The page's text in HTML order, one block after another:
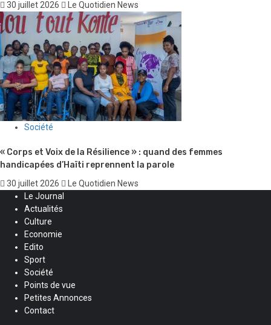
30 juillet 2026 Le Quotidien News
Société
« Corps et Voix de la Résilience » : quand des femmes
handicapées d’Haïti reprennent la parole
30 juillet 2026
Le Quotidien News
Le Journal
Actualités
Culture
Economie
Edito
Sport
Société
Points de vue
Petites Annonces
Contact